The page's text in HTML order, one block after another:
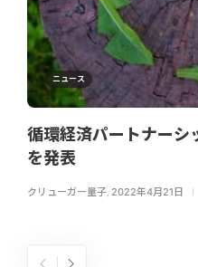
ニュース
循環経済パートナーシ
を発表
クリューガー量子, 2022年4月21日